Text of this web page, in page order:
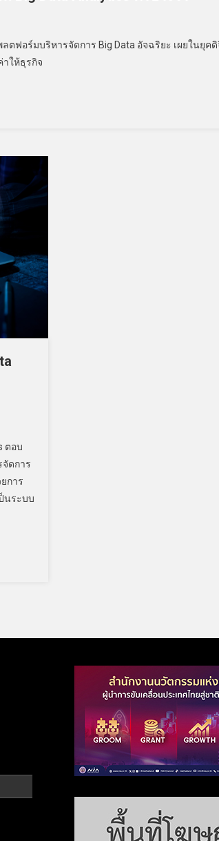
ตฟอร์มบริหารจัดการ Big Data อัจฉริยะ เผยในยุ
ให้ธุรกิจ
ตอบ
ดการ
การ
นระบบ